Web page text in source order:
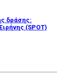
δράσης:
(SPOT)